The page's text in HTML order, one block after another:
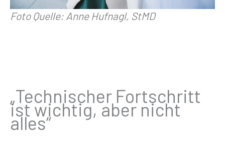
Foto Quelle: Anne Hufnagl, StMD
„Technischer Fortschritt
ist wichtig, aber nicht
alles“